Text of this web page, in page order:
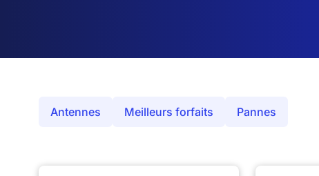
Antennes Meilleurs forfaits Pannes